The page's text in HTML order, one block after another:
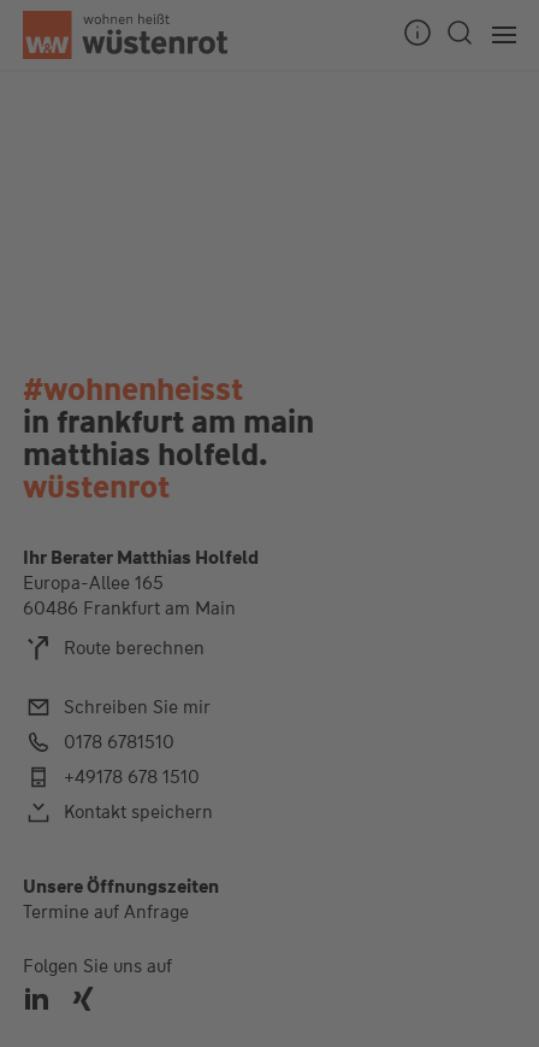
#wohnenheisst
in frankfurt am main
matthias holfeld.
wüstenrot
Ihr Berater Matthias Holfeld
Europa-Allee 165
60486 Frankfurt am Main
Route berechnen
Schreiben Sie mir
0178 6781510
+49178 678 1510
Kontakt speichern
Unsere Öffnungszeiten
Termine auf Anfrage
Folgen Sie uns auf